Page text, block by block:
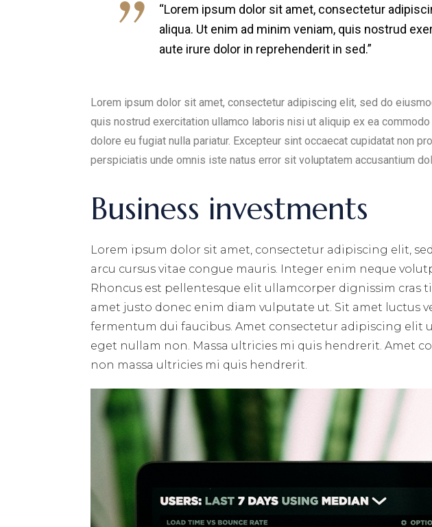
“Lorem ipsum dolor sit amet, consectetur
aliqua. Ut enim ad minim veniam, quis nostrud
aute irure dolor in reprehenderit in sed.”
Lorem ipsum dolor sit amet, consectetur adipiscing elit, sed do
quis nostrud exercitation ullamco laboris nisi ut aliquip ex ea
dolore eu fugiat nulla pariatur. Excepteur sint occaecat cupidatat non
perspiciatis unde omnis iste natus error sit voluptatem accusantium
Business investments
Lorem ipsum dolor sit amet, consectetur adipiscing elit,
arcu cursus vitae congue mauris. Integer enim neque
Rhoncus est pellentesque elit ullamcorper dignissim
amet justo donec enim diam vulputate ut. Sit amet luctus
fermentum dui faucibus. Amet consectetur adipiscing elit
eget nullam non. Massa ultricies mi quis hendrerit. Amet
non massa ultricies mi quis hendrerit.